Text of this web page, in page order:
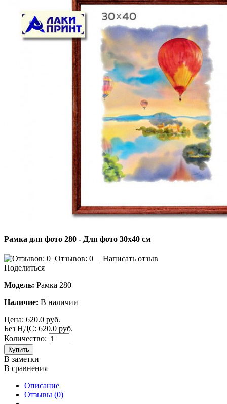
Рамка для фото 280 - Для фото 30х40 см
Отзывов: 0 | Написать отзыв
Поделиться
Модель: Рамка 280
Наличие: В наличии
Цена: 620.0 руб.
Без НДС: 620.0 руб.
Количество:
Купить
В заметки
В сравнения
Описание
Отзывы (0)